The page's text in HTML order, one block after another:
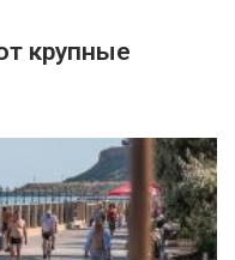
крупные